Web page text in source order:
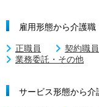
雇用形態から介護
正職員 契約職員
業務委託・その他
サービス形態から介